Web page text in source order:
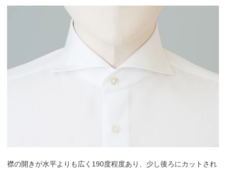
襟の開きが水平よりも広く190度程度あり、少し後ろにカットされ